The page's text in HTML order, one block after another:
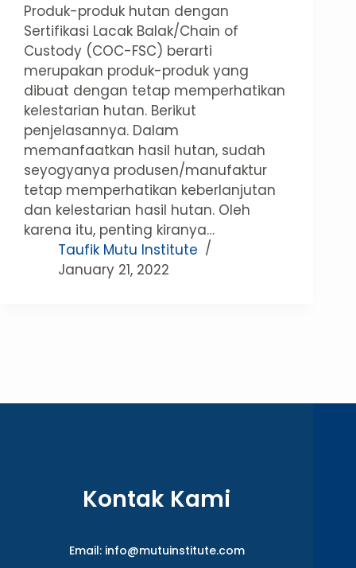
Produk-produk hutan dengan
Sertifikasi Lacak Balak/Chain of
Custody (COC-FSC) berarti
merupakan produk-produk yang
dibuat dengan tetap memperhatikan
kelestarian hutan. Berikut
penjelasannya. Dalam
memanfaatkan hasil hutan, sudah
seyogyanya produsen/manufaktur
tetap memperhatikan keberlanjutan
dan kelestarian hasil hutan. Oleh
karena itu, penting kiranya…
Taufik Mutu Institute
January 21, 2022
Kontak Kami
Email: info@mutuinstitute.com